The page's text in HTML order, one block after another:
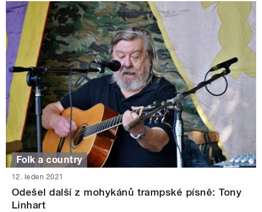
Folk a country
12. leden 2021
Odešel další z mohykánů trampské písně: Tony
Linhart